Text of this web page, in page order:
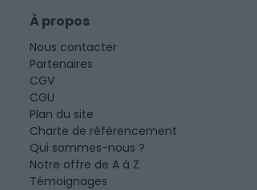
À propos
Nous contacter
Partenaires
CGV
CGU
Plan du site
Charte de référencement
Qui sommes-nous ?
Notre offre de A à Z
Témoignages